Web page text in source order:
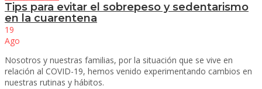
Tips para evitar el sobrepeso y sedentarismo
en la cuarentena
19
Ago
Nosotros y nuestras familias, por la situación que se vive en
relación al COVID-19, hemos venido experimentando cambios en
nuestras rutinas y hábitos.